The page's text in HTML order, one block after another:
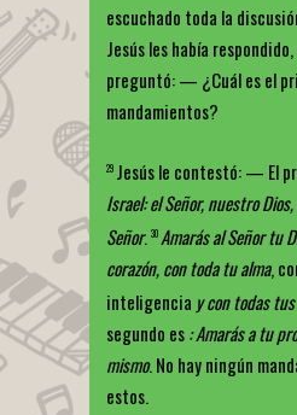
escuchado toda la
Jesús les había
preguntó:— ¿Cuál es el
mandamientos?
29 Jesús le contestó:— El
Israel: el Señor, nuestro
Señor. 30 Amarás al Señor tu
corazón, con toda tu alma,
inteligencia y con todas
segundo es: Amarás a tu
mismo. No hay ningún
estos.